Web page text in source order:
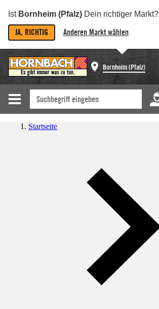
Ist Bornheim (Pfalz) Dein richtiger Markt?
JA, RICHTIG Anderen Markt wählen
Bornheim (Pfalz)
Startseite